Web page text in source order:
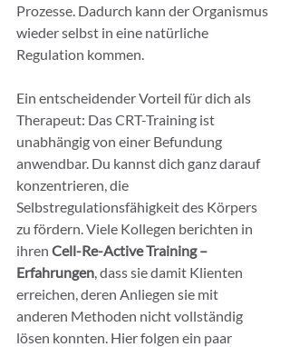
Prozesse. Dadurch kann der Organismus
wieder selbst in eine natürliche
Regulation kommen.
Ein entscheidender Vorteil für dich als
Therapeut: Das CRT-Training ist
unabhängig von einer Befundung
anwendbar. Du kannst dich ganz darauf
konzentrieren, die
Selbstregulationsfähigkeit des Körpers
zu fördern. Viele Kollegen berichten in
ihren Cell-Re-Active Training –
Erfahrungen , dass sie damit Klienten
erreichen, deren Anliegen sie mit
anderen Methoden nicht vollständig
lösen konnten. Hier folgen ein paar